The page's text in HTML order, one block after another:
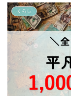
くらし